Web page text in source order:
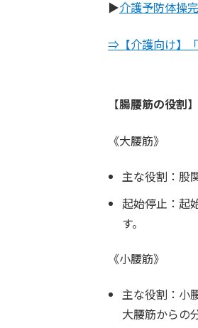
▶︎介護予防体操
⇒【介護向け】
【腸腰筋の役割】
《大腰筋》
主な役割：股
起始停止：起
す。
《小腰筋》
主な役割：小
大腰筋からの